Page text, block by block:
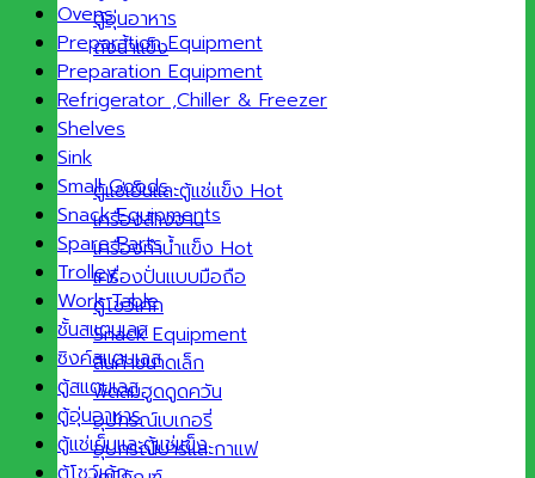
ตู้อุ่นอาหาร
ถังน้ำแข็ง
ตู้แช่เย็นและตู้แช่แข็ง
เครื่องล้างจาน
เครื่องทำน้ำแข็ง
เครื่องปั่นแบบมือถือ
ตู้โชว์เค้ก
Snack Equipment
สินค้าขนาดเล็ก
พัดลมฮูดดูดควัน
อุปกรณ์เบเกอรี่
อุปกรณ์บาร์และกาแฟ
Ovens
Preparation Equipment
Preparation Equipment
Refrigerator ,Chiller & Freezer
Shelves
Sink
Small Goods
Snack Equipments
Spare Parts
Trolley
Work Table
ชั้นสแตนเลส
ซิงค์สแตนเลส
ตู้สแตนเลส
ตู้อุ่นอาหาร
ตู้แช่เย็นและตู้แช่แข็ง